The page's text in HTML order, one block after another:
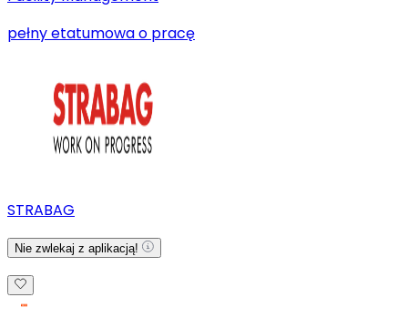
pełny etatumowa o pracę
STRABAG
Nie zwlekaj z aplikacją!